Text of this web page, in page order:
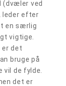
(dvæler ved
leder efter
en særlig
vigtige.
er det
bruge på
vil de fylde.
det er